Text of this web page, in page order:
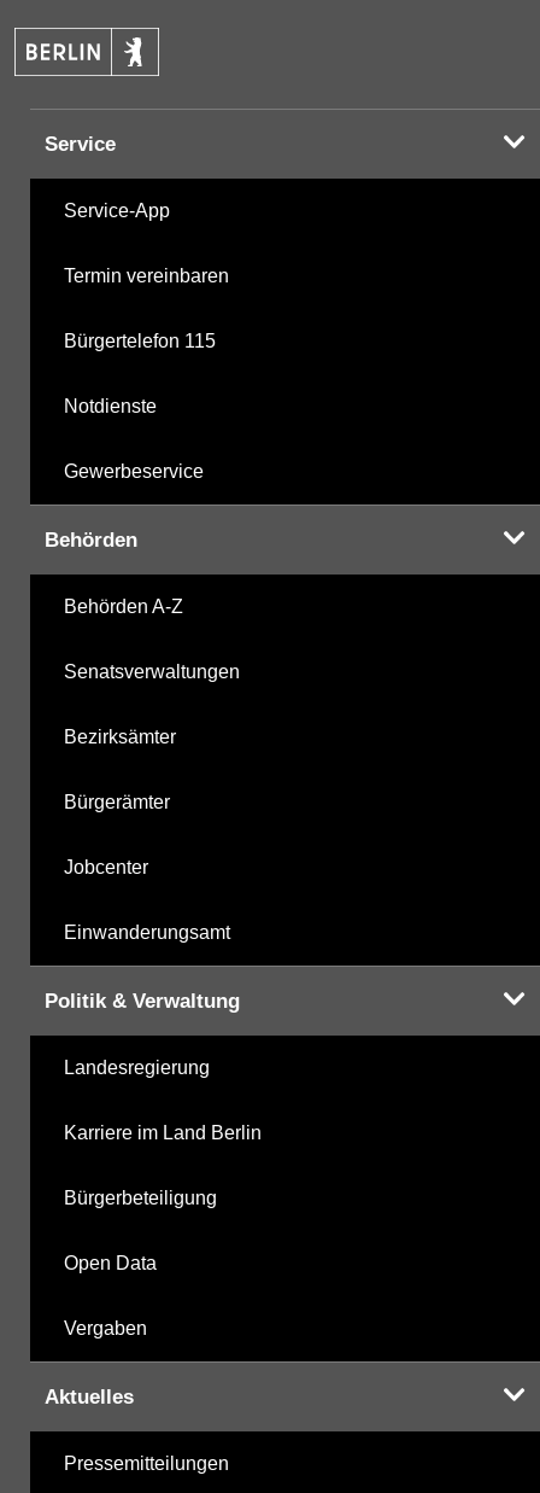
Service
Service-App
Termin vereinbaren
Bürgertelefon 115
Notdienste
Gewerbeservice
Behörden
Behörden A-Z
Senatsverwaltungen
Bezirksämter
Bürgerämter
Jobcenter
Einwanderungsamt
Politik & Verwaltung
Landesregierung
Karriere im Land Berlin
Bürgerbeteiligung
Open Data
Vergaben
Aktuelles
Pressemitteilungen